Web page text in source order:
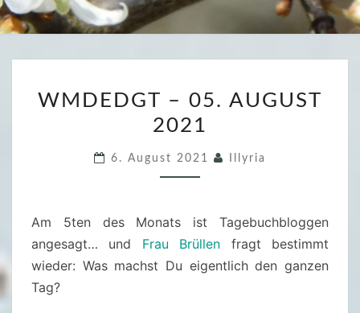
M
D
–
WMDEDGT – 05. AUGUST
2021
6. August 2021 Illyria
Am 5ten des Monats ist Tagebuchbloggen
angesagt… und Frau Brüllen fragt bestimmt
wieder: Was machst Du eigentlich den ganzen
Tag?